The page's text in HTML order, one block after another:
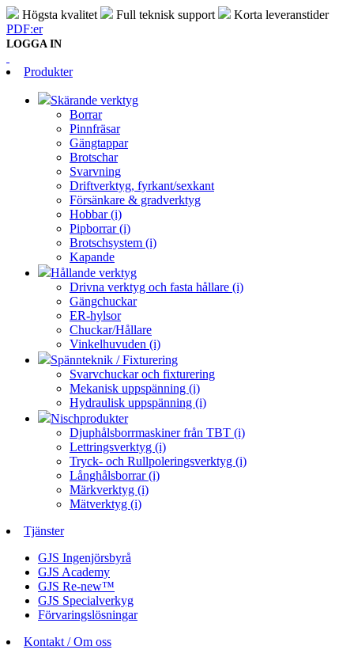
Högsta kvalitet Full teknisk support
Korta leveranstider
PDF:er
LOGGA IN
Produkter
Skärande verktyg
Borrar
Pinnfräsar
Gängtappar
Brotschar
Svarvning
Driftverktyg, fyrkant/sexkant
Försänkare & gradverktyg
Hobbar (i)
Pipborrar (i)
Brotschsystem (i)
Kapande
Hållande verktyg
Drivna verktyg och fasta hållare (i)
Gängchuckar
ER-hylsor
Chuckar/Hållare
Vinkelhuvuden (i)
Spännteknik / Fixturering
Svarvchuckar och fixturering
Mekanisk uppspänning (i)
Hydraulisk uppspänning (i)
Nischprodukter
Djuphålsborrmaskiner från TBT (i)
Lettringsverktyg (i)
Tryck- och Rullpoleringsverktyg (i)
Långhålsborrar (i)
Märkverktyg (i)
Mätverktyg (i)
Tjänster
GJS Ingenjörsbyrå
GJS Academy
GJS Re-new™
GJS Specialverkyg
Förvaringslösningar
Kontakt / Om oss